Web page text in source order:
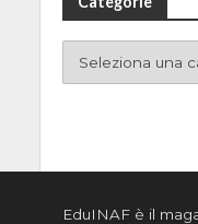
EduINAF è il